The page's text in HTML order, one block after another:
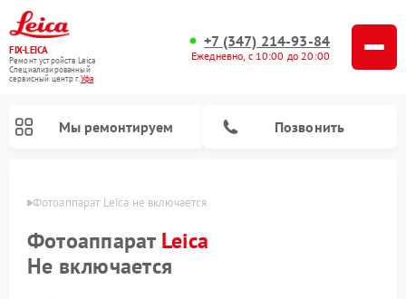
FIX-LEICA
Ремонт устройств Leica
Специализированный
cервисный центр г.Уфа
+7 (347) 214-93-84
Ежедневно, с 10:00 до 20:00
Мы ремонтируем Позвонить
Фотоаппарат Leica не включается
Фотоаппарат Leica
Не включается